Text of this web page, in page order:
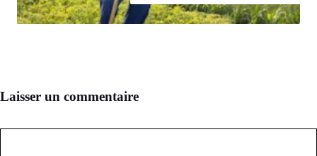
Laisser un commentaire